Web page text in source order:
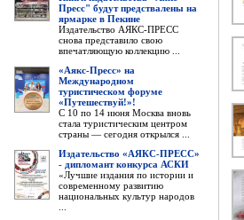
Пресс" будут предствалены на
ярмарке в Пекине
Издательство АЯКС-ПРЕСС
снова представило свою
впечатляющую коллекцию ...
«Аякс-Пресс» на
Международном
туристическом форуме
«Путешествуй!»!
С 10 по 14 июня Москва вновь
стала туристическим центром
страны — сегодня открылся ...
Издательство «АЯКС-ПРЕСС»
- дипломант конкурса АСКИ
«Лучшие издания по истории и
современному развитию
национальных культур народов